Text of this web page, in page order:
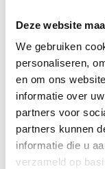
Deze website
We gebruiken
personaliseren,
en om ons
informatie over
partners voor
partners kunnen
informatie die u
verzameld op